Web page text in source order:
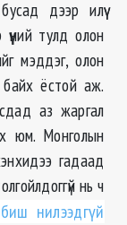
дээр илүү
тулд олон
мэддэг, олон
байх ёстой аж.
аз жаргал
юм. Монголын
гадаад
нь ч
нилээдгүй